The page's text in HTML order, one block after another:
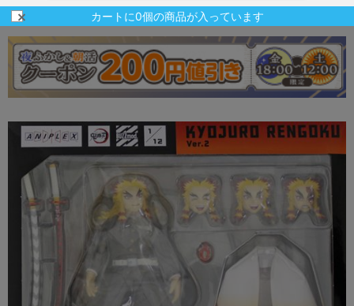
カートに0個の商品が入っています